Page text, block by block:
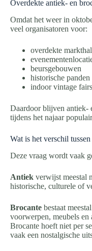
Overdekte antiek- en
Omdat het weer in
veel organisatoren voor:
overdekte
beursgebouwen
historische panden
indoor vintage fairs
Daardoor blijven antiek-
tijdens het najaar
Wat is het verschil
Deze vraag wordt vaak
Antiek verwijst meestal
historische, culturele of
Brocante bestaat
voorwerpen, meubels en
Brocante hoeft niet per
vaak een nostalgische